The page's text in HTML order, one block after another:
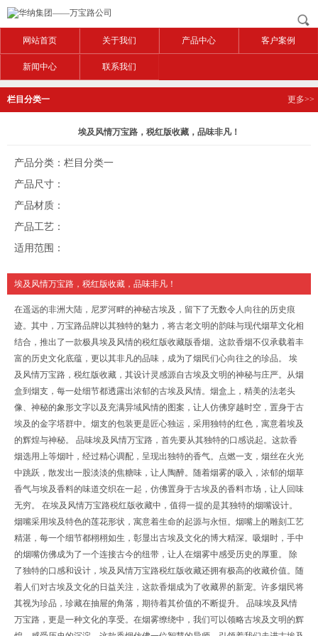
网站首页 关于我们 产品中心 客户案例
新闻中心 联系我们
栏目分类一 更多>>
埃及风情万宝路，税红版收藏，品味非凡！
产品分类：栏目分类一
产品尺寸：
产品材质：
产品工艺：
适用范围：
埃及风情万宝路，税红版收藏，品味非凡！
在遥远的非洲大陆，尼罗河畔的神秘古埃及，留下了无数令人向往的历史痕
迹。其中，万宝路品牌以其独特的魅力，将古老文明的韵味与现代烟草文化相
结合，推出了一款极具埃及风情的税红版收藏版香烟。这款香烟不仅承载着丰
富的历史文化底蕴，更以其非凡的品味，成为了烟民们心向往之的珍品。 埃
及风情万宝路，税红版收藏，其设计灵感源自古埃及文明的神秘与庄严。从烟
盒到烟支，每一处细节都透露出浓郁的古埃及风情。烟盒上，精美的法老头
像、神秘的象形文字以及充满异域风情的图案，让人仿佛穿越时空，置身于古
埃及的金字塔群中。烟支的包装更是匠心独运，采用独特的红色，寓意着埃及
的辉煌与神秘。 品味埃及风情万宝路，首先要从其独特的口感说起。这款香
烟选用上等烟叶，经过精心调配，呈现出独特的香气。点燃一支，烟丝在火光
中跳跃，散发出一股淡淡的焦糖味，让人陶醉。随着烟雾的吸入，浓郁的烟草
香气与埃及香料的味道交织在一起，仿佛置身于古埃及的香料市场，让人回味
无穷。 在埃及风情万宝路税红版收藏中，值得一提的是其独特的烟嘴设计。
烟嘴采用埃及特色的莲花形状，寓意着生命的起源与永恒。烟嘴上的雕刻工艺
精湛，每一个细节都栩栩如生，彰显出古埃及文化的博大精深。吸烟时，手中
的烟嘴仿佛成为了一个连接古今的纽带，让人在烟雾中感受历史的厚重。 除
了独特的口感和设计，埃及风情万宝路税红版收藏还拥有极高的收藏价值。随
着人们对古埃及文化的日益关注，这款香烟成为了收藏界的新宠。许多烟民将
其视为珍品，珍藏在抽屉的角落，期待着其价值的不断提升。 品味埃及风情
万宝路，更是一种文化的享受。在烟雾缭绕中，我们可以领略古埃及文明的辉